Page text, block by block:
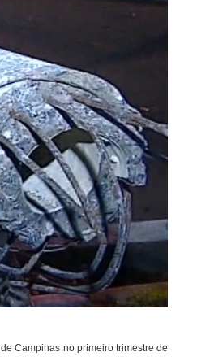
Campinas no primeiro trimestre de